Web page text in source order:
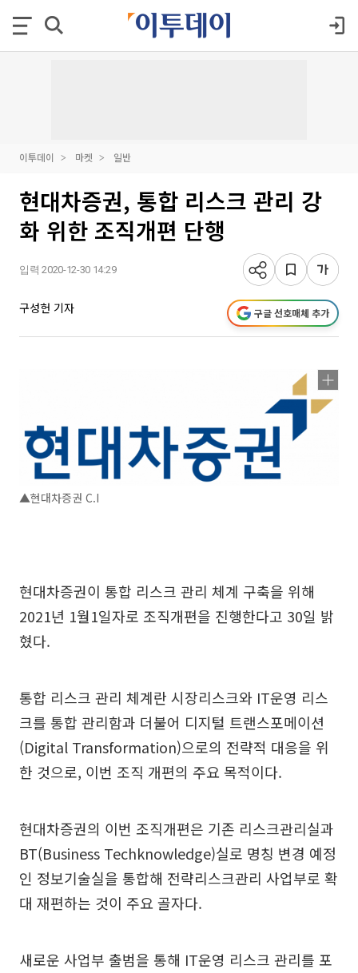
이투데이 마켓 일반
현대차증권, 통합 리스크 관리 강
화 위한 조직개편 단행
입력 2020-12-30 14:29
구성헌 기자 구글 선호매체 추가
▲현대차증권 C.I
현대차증권이 통합 리스크 관리 체계 구축을 위해
2021년 1월1일자로 조직개편을 진행한다고 30일 밝
혔다.
통합 리스크 관리 체계란 시장리스크와 IT운영 리스
크를 통합 관리함과 더불어 디지털 트랜스포메이션
(Digital Transformation)으로의 전략적 대응을 위
한 것으로, 이번 조직 개편의 주요 목적이다.
현대차증권의 이번 조직개편은 기존 리스크관리실과
BT(Business Techknowledge)실로 명칭 변경 예정
인 정보기술실을 통합해 전략리스크관리 사업부로 확
대 재편하는 것이 주요 골자다.
새로운 사업부 출범을 통해 IT운영 리스크 관리를 포